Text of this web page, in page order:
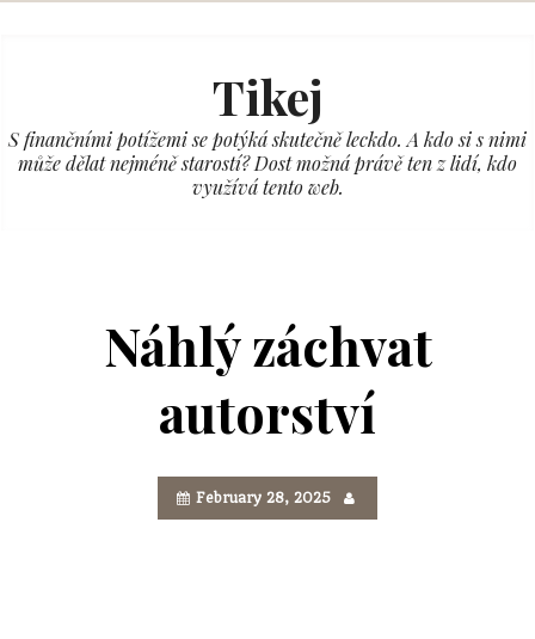
Tikej
S finančními potížemi se potýká skutečně leckdo. A kdo si s nimi
může dělat nejméně starostí? Dost možná právě ten z lidí, kdo
využívá tento web.
Náhlý záchvat
autorství
February 28, 2025